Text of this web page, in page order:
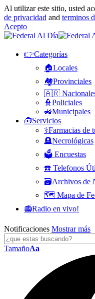
Al utilizar este sitio, usted
de privacidad and terminos
Acepto
👉Categorías
🏠Locales
🏘️Provinciales
🇦🇷
👮Policiales
🚜Municipales
🧰Servicios
⚕️Farmacias de
🪦Necrológicas
🗳️ Encuestas
☎️ Telefonos
🗃️Archivos de
🗺️ Mapa de
📻Radio en vivo!
Notificaciones Mostrar más
TamañoAa